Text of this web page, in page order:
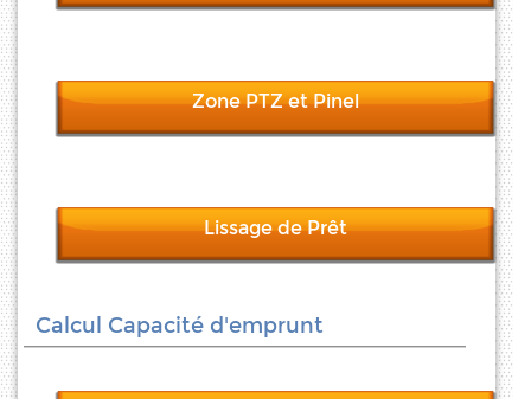
Zone PTZ et Pinel
Lissage de Prêt
Calcul Capacité d'emprunt